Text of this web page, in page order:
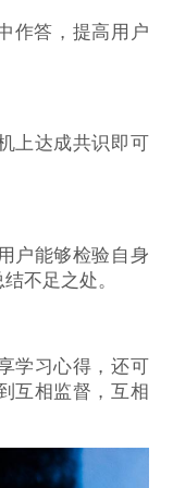
作答，提高用户
上达成共识即可
户能够检验自身
不足之处。
学习心得，还可
互相监督，互相